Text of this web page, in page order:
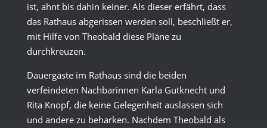
ist, ahnt bis dahin keiner. Als dieser erfährt, dass
das Rathaus abgerissen werden soll, beschließt er,
mit Hilfe von Theobald diese Pläne zu
durchkreuzen.
Dauergäste im Rathaus sind die beiden
verfeindeten Nachbarinnen Karla Gutknecht und
Rita Knopf, die keine Gelegenheit auslassen sich
und andere zu beharken. Nachdem Theobald als